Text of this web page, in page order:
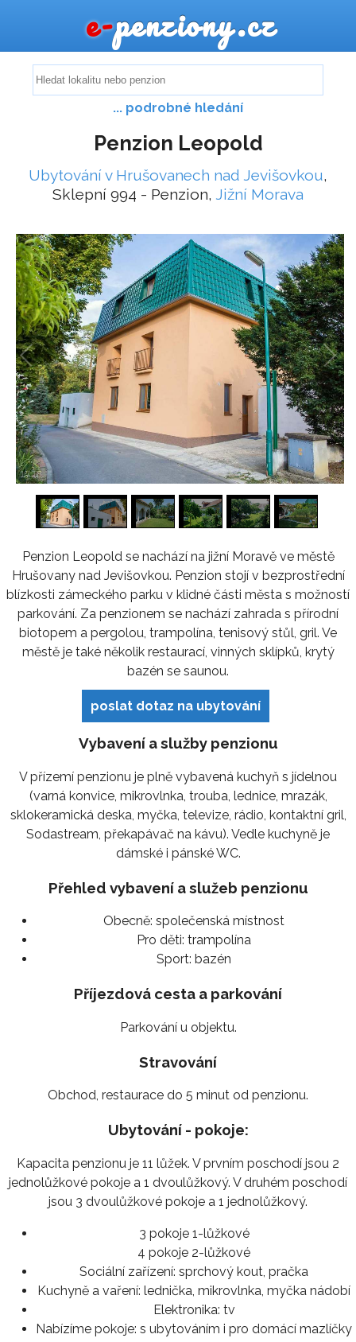
e-penziony.cz
... podrobné hledání
Penzion Leopold
Ubytování v Hrušovanech nad Jevišovkou,
Sklepní 994 - Penzion, Jižní Morava
1/16
Penzion Leopold se nachází na jižní Moravě ve městě
Hrušovany nad Jevišovkou. Penzion stojí v bezprostřední
blízkosti zámeckého parku v klidné části města s možností
parkování. Za penzionem se nachází zahrada s přírodní
biotopem a pergolou, trampolína, tenisový stůl, gril. Ve
městě je také několik restaurací, vinných sklípků, krytý
bazén se saunou.
poslat dotaz na ubytování
Vybavení a služby penzionu
V přízemí penzionu je plně vybavená kuchyň s jídelnou
(varná konvice, mikrovlnka, trouba, lednice, mrazák,
sklokeramická deska, myčka, televize, rádio, kontaktní gril,
Sodastream, překapávač na kávu). Vedle kuchyně je
dámské i pánské WC.
Přehled vybavení a služeb penzionu
Obecně: společenská místnost
Pro děti: trampolína
Sport: bazén
Příjezdová cesta a parkování
Parkování u objektu.
Stravování
Obchod, restaurace do 5 minut od penzionu.
Ubytování - pokoje:
Kapacita penzionu je 11 lůžek. V prvním poschodí jsou 2
jednolůžkové pokoje a 1 dvoulůžkový. V druhém poschodí
jsou 3 dvoulůžkové pokoje a 1 jednolůžkový.
3 pokoje 1-lůžkové
4 pokoje 2-lůžkové
Sociální zařízení: sprchový kout, pračka
Kuchyně a vaření: lednička, mikrovlnka, myčka nádobí
Elektronika: tv
Nabízíme pokoje: s ubytováním i pro domácí mazlíčky